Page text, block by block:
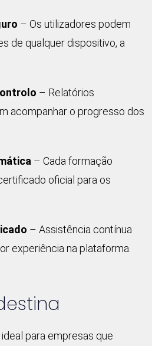
– Os utilizadores podem
de qualquer dispositivo, a
– Relatórios
acompanhar o progresso dos
– Cada formação
oficial para os
– Assistência contínua
experiência na plataforma.
ideal para empresas que